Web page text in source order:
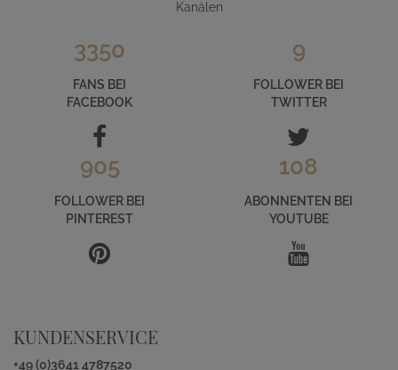
Kanälen
3350
FANS BEI
FACEBOOK
9
FOLLOWER BEI
TWITTER
905
FOLLOWER BEI
PINTEREST
108
ABONNENTEN BEI
YOUTUBE
KUNDENSERVICE
+49 (0)3641 4787520